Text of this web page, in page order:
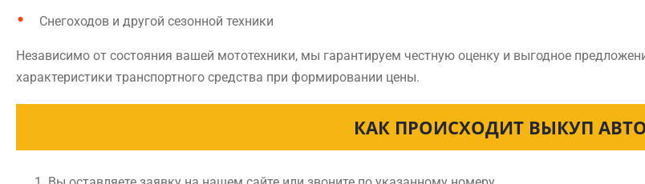
Снегоходов и другой сезонной техники
Независимо от состояния вашей мототехники, мы гарантируем честную оценку и выгодное
характеристики транспортного средства при формировании цены.
КАК ПРОИСХОДИТ ВЫКУП